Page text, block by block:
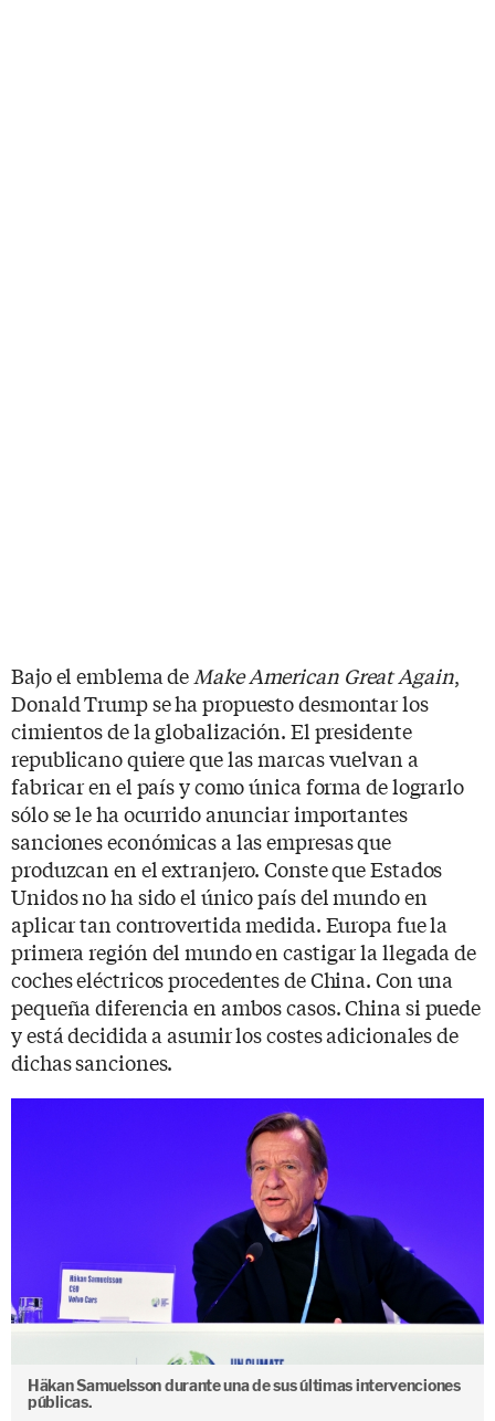
Bajo el emblema de Make American Great Again,
Donald Trump se ha propuesto desmontar los
cimientos de la globalización. El presidente
republicano quiere que las marcas vuelvan a
fabricar en el país y como única forma de lograrlo
sólo se le ha ocurrido anunciar importantes
sanciones económicas a las empresas que
produzcan en el extranjero. Conste que Estados
Unidos no ha sido el único país del mundo en
aplicar tan controvertida medida. Europa fue la
primera región del mundo en castigar la llegada de
coches eléctricos procedentes de China. Con una
pequeña diferencia en ambos casos. China si puede
y está decidida a asumir los costes adicionales de
dichas sanciones.
Häkan Samuelsson durante una de sus últimas intervenciones
públicas.